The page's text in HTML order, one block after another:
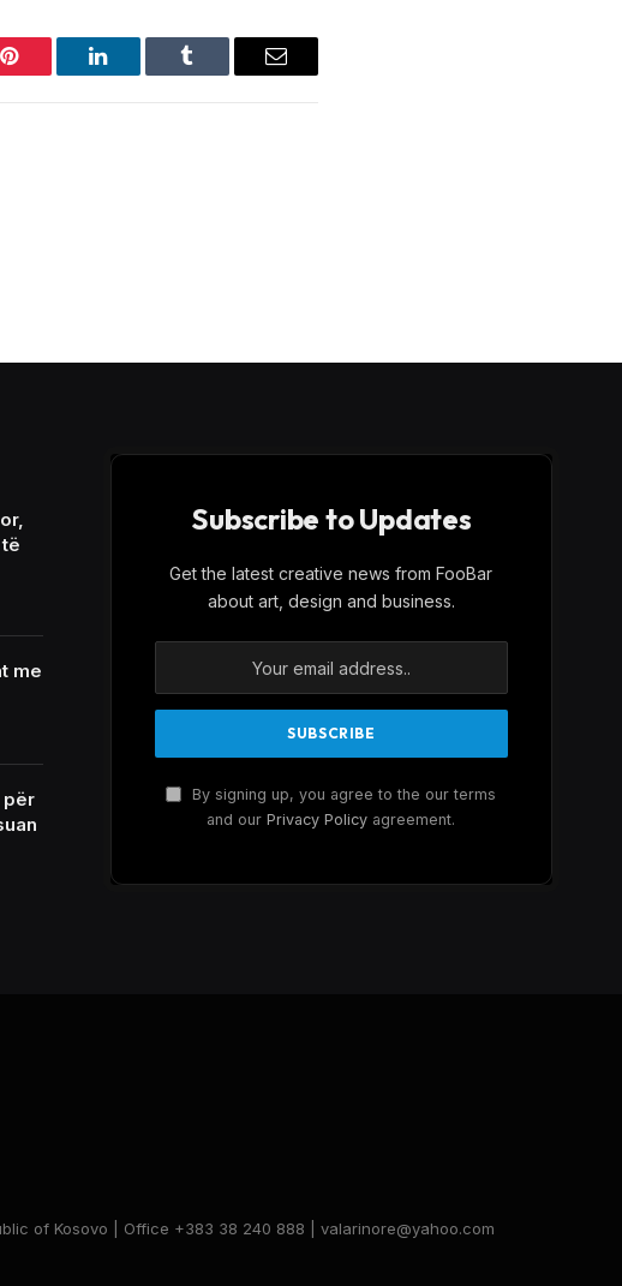
Pinterest LinkedIn Tumblr Email
me
për
Subscribe to Updates
Get the latest creative news from FooBar
about art, design and business.
By signing up, you agree to the our terms
and ourPrivacy Policy agreement.
of Kosovo | Office +383 38 240 888 | valarinore@yahoo.com